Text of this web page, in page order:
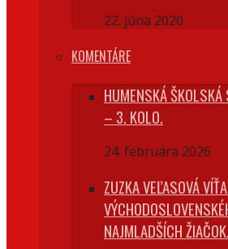
22. júna 2020
KOMENTÁRE
HUMENSKÁ
– 3. KOLO.
24. februára 2026
ZUZKA VEĽASOVÁ
NAJMLADŠÍCH ŽIAČOK.